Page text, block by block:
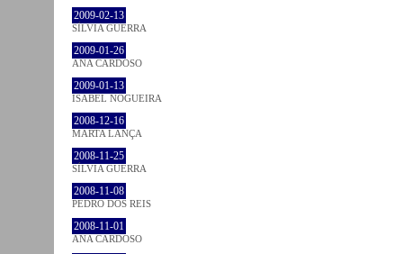
2009-02-13
SÍLVIA GUERRA
2009-01-26
ANA CARDOSO
2009-01-13
ISABEL NOGUEIRA
2008-12-16
MARTA LANÇA
2008-11-25
SÍLVIA GUERRA
2008-11-08
PEDRO DOS REIS
2008-11-01
ANA CARDOSO